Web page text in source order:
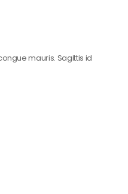
mauris. Sagittis id